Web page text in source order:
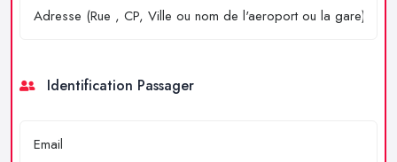
Identification Passager